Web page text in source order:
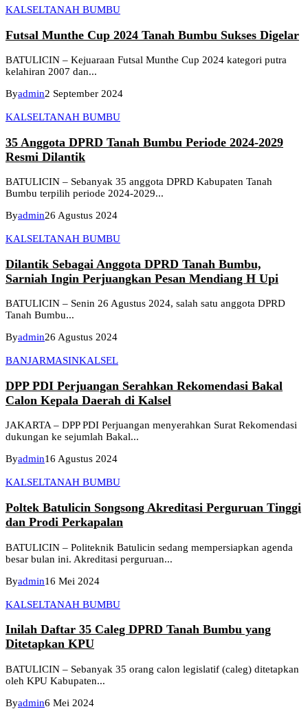
KALSELTANAH BUMBU
Futsal Munthe Cup 2024 Tanah Bumbu Sukses Digelar
BATULICIN – Kejuaraan Futsal Munthe Cup 2024 kategori putra
kelahiran 2007 dan...
Byadmin2 September 2024
KALSELTANAH BUMBU
35 Anggota DPRD Tanah Bumbu Periode 2024-2029
Resmi Dilantik
BATULICIN – Sebanyak 35 anggota DPRD Kabupaten Tanah
Bumbu terpilih periode 2024-2029...
Byadmin26 Agustus 2024
KALSELTANAH BUMBU
Dilantik Sebagai Anggota DPRD Tanah Bumbu,
Sarniah Ingin Perjuangkan Pesan Mendiang H Upi
BATULICIN – Senin 26 Agustus 2024, salah satu anggota DPRD
Tanah Bumbu...
Byadmin26 Agustus 2024
BANJARMASINKALSEL
DPP PDI Perjuangan Serahkan Rekomendasi Bakal
Calon Kepala Daerah di Kalsel
JAKARTA – DPP PDI Perjuangan menyerahkan Surat Rekomendasi
dukungan ke sejumlah Bakal...
Byadmin16 Agustus 2024
KALSELTANAH BUMBU
Poltek Batulicin Songsong Akreditasi Perguruan Tinggi
dan Prodi Perkapalan
BATULICIN – Politeknik Batulicin sedang mempersiapkan agenda
besar bulan ini. Akreditasi perguruan...
Byadmin16 Mei 2024
KALSELTANAH BUMBU
Inilah Daftar 35 Caleg DPRD Tanah Bumbu yang
Ditetapkan KPU
BATULICIN – Sebanyak 35 orang calon legislatif (caleg) ditetapkan
oleh KPU Kabupaten...
Byadmin6 Mei 2024